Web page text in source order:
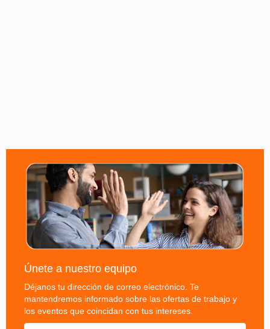
Uruguay
Únete a nuestro equipo
Déjanos tu dirección de correo electrónico. Te
mantendremos informado sobre las ofertas de trabajo y
los eventos que coincidan con tus intereses.